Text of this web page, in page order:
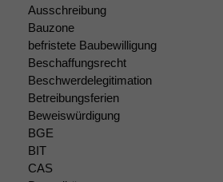
Ausschreibung
Bauzone
befristete Baubewilligung
Beschaffungsrecht
Beschwerdelegitimation
Betreibungsferien
Beweiswürdigung
BGE
BIT
CAS